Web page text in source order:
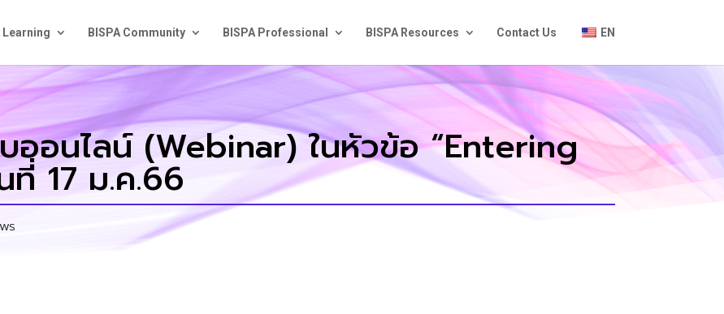
Learning BISPA Community BISPA Professional BISPA Resources Contact Us EN
ออนไลน์ (Webinar) ในหัวข้อ “Entering
17 ม.ค.66